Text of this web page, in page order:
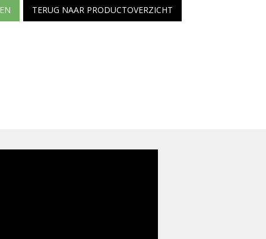
TERUG NAAR PRODUCTOVERZICHT